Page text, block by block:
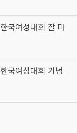
국여성대회 잘 마
국여성대회 기념